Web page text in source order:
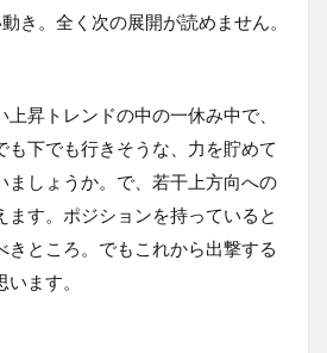
き。全く次の展開が読めません。
昇トレンドの中の一休み中で、
も下でも行きそうな、力を貯めて
ましょうか。で、若干上方向への
ます。ポジションを持っていると
きところ。でもこれから出撃する
ます。